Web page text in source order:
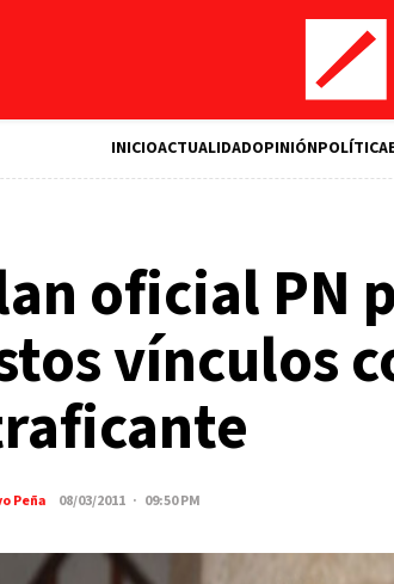
INICIOACTUALIDADOPINIÓNPOLÍTICA
oficial PN
vínculos
Peña 08/03/2011 · 09:50 PM